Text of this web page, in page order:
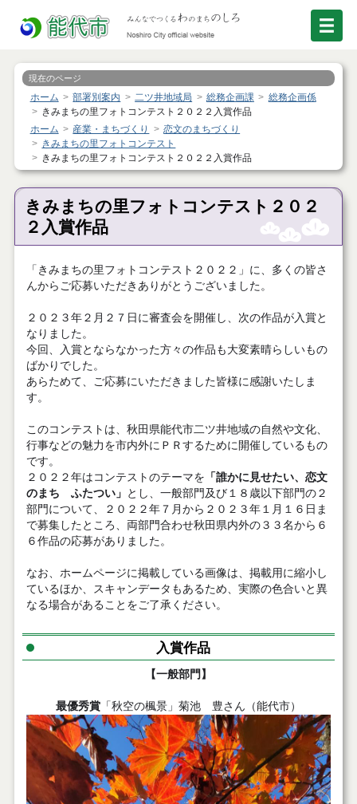
現在のページ
ホーム 部署別案内 二ツ井地域局 総務企画課
総務企画係
きみまちの里フォトコンテスト２０２２入賞作品
ホーム
産業・まちづくり
恋文のまちづくり
きみまちの里フォトコンテスト
きみまちの里フォトコンテスト２０２２入賞作品
きみまちの里フォトコンテスト２０２
２入賞作品
「きみまちの里フォトコンテスト２０２２」に、多くの皆さ
んからご応募いただきありがとうございました。
２０２３年２月２７日に審査会を開催し、次の作品が入賞と
なりました。
今回、入賞とならなかった方々の作品も大変素晴らしいもの
ばかりでした。
あらためて、ご応募にいただきました皆様に感謝いたしま
す。
このコンテストは、秋田県能代市二ツ井地域の自然や文化、
行事などの魅力を市内外にＰＲするために開催しているもの
です。
２０２２年はコンテストのテーマを 「 誰かに見せたい、恋文
のまち ふたつい」 とし、一般部門及び１８歳以下部門の２
部門について、２０２２年７月から２０２３年１月１６日ま
で募集したところ、両部門合わせ秋田県内外の３３名から６
６作品の応募がありました。
なお、ホームページに掲載している画像は、掲載用に縮小し
ているほか、スキャンデータもあるため、実際の色合いと異
なる場合があることをご了承ください。
入賞作品
【一般部門】
最優秀賞「秋空の楓景」菊池 豊さん（能代市）